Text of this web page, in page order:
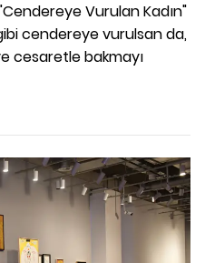
Vurulan Kadın"
cendereye vurulsan da,
cesaretle bakmayı